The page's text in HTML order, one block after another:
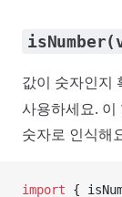
값이 숫자인지
사용하세요.
숫자로 인식해
import {